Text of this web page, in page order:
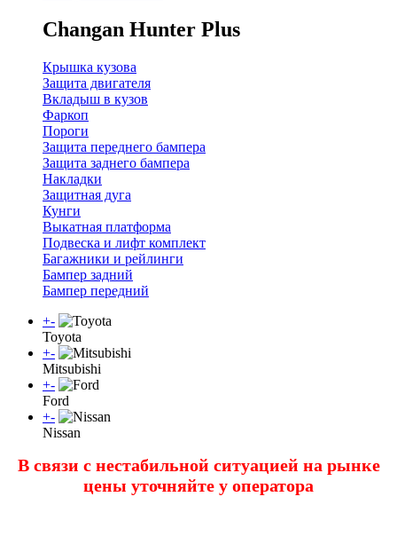
Changan Hunter Plus
Крышка кузова
Защита двигателя
Вкладыш в кузов
Фаркоп
Пороги
Защита переднего бампера
Защита заднего бампера
Накладки
Защитная дуга
Кунги
Выкатная платформа
Подвеска и лифт комплект
Багажники и рейлинги
Бампер задний
Бампер передний
+-
Toyota
+-
Mitsubishi
+-
Ford
+-
Nissan
В связи с нестабильной ситуацией на рынке
цены уточняйте у оператора